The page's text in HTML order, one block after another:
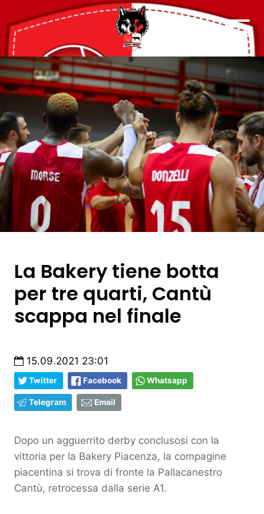
La Bakery tiene botta
per tre quarti, Cantù
scappa nel finale
15.09.2021 23:01
Twitter Facebook Whatsapp
Telegram Email
Dopo un agguerrito derby conclusosi con la
vittoria per la Bakery Piacenza, la compagine
piacentina si trova di fronte la Pallacanestro
Cantù, retrocessa dalla serie A1.